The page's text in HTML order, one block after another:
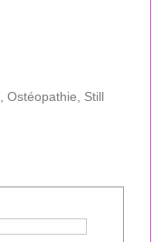
Ostéopathie Still